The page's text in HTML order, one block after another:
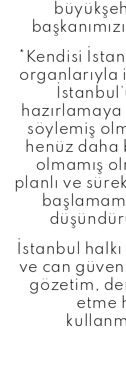
*Kendisi
organlarıyla
söylemiş
henüz daha
olmamış
planlı ve
İstanbul
ve can
gözetim,
etme